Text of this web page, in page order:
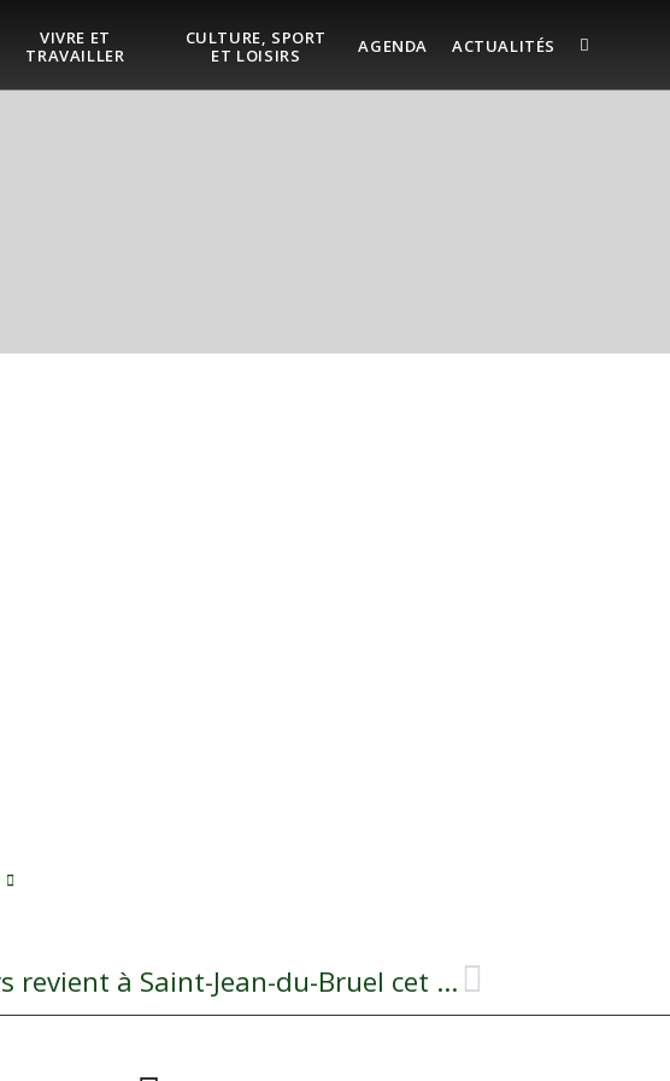
VIVRE ET
TRAVAILLER
CULTURE, SPORT
ET LOISIRS
AGENDA ACTUALITÉS
Le Centre de loisirs revient à Saint-Jean-du-Bruel cet été !